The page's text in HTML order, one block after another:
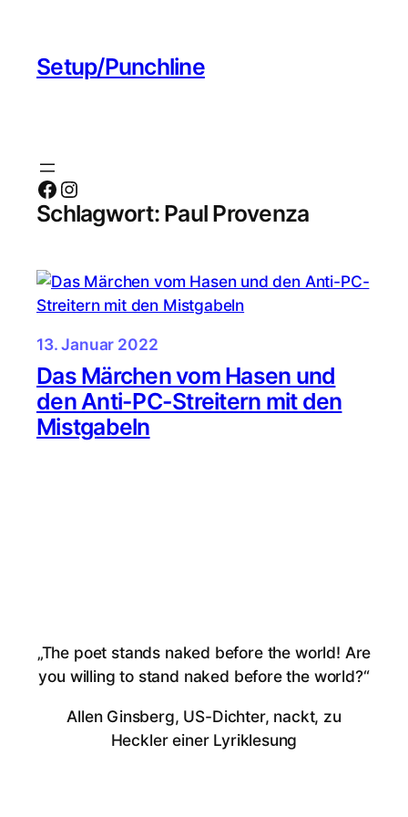
springen
Setup/Punchline
Facebook Instagram
Schlagwort: Paul Provenza
13. Januar 2022
Das Märchen vom Hasen und
den Anti-PC-Streitern mit den
Mistgabeln
„The poet stands naked before the world! Are
you willing to stand naked before the world?“
Allen Ginsberg, US-Dichter, nackt, zu
Heckler einer Lyriklesung